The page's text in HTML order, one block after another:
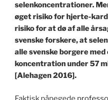
selenkoncentrationer.
øget risiko for hjerte-
risiko for at dø af alle
svenske forskere, at
alle svenske borgere med
koncentration under 57
[Alehagen 2016].